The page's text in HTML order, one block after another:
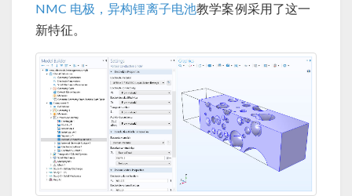
NMC 电极，异构锂离子电池教学案例采用了这一
新特征。